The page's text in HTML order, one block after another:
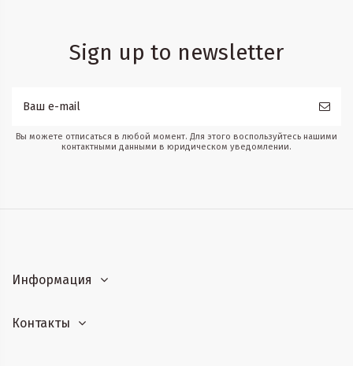
Sign up to newsletter
Вы можете отписаться в любой момент. Для этого воспользуйтесь нашими
контактными данными в юридическом уведомлении.
Информация
Контакты